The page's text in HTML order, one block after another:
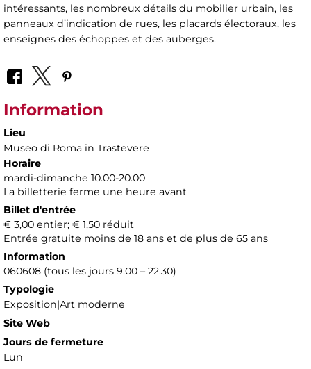
intéressants, les nombreux détails du mobilier urbain, les
panneaux d’indication de rues, les placards électoraux, les
enseignes des échoppes et des auberges.
Information
Lieu
Museo di Roma in Trastevere
Horaire
mardi-dimanche 10.00-20.00
La billetterie ferme une heure avant
Billet d'entrée
€ 3,00 entier; € 1,50 réduit
Entrée gratuite moins de 18 ans et de plus de 65 ans
Information
060608 (tous les jours 9.00 – 22.30)
Typologie
Exposition|Art moderne
Site Web
Jours de fermeture
Lun